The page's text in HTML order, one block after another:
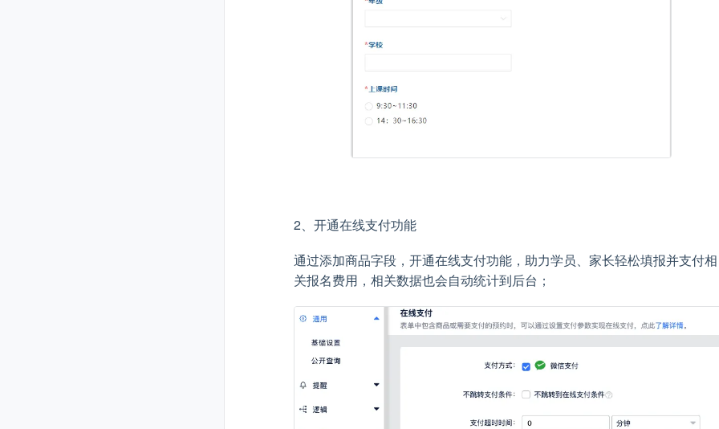
2、开通在线支付功能
通过添加商品字段，开通在线支付功能，助力学员、家长轻松填报并支付相
关报名费用，相关数据也会自动统计到后台；